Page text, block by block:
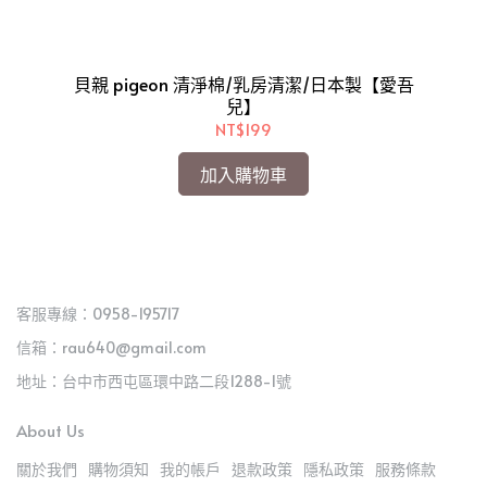
貝親 pigeon 清淨棉/乳房清潔/日本製【愛吾
兒】
NT$199
加入購物車
客服專線：0958-195717
信箱：rau640@gmail.com
地址：台中市西屯區環中路二段1288-1號
About Us
關於我們 購物須知 我的帳戶 退款政策 隱私政策 服務條款